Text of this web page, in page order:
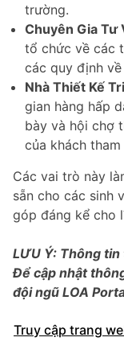
trường.
Chuyên Gia Tư
tổ chức về các
các quy định
Nhà Thiết Kế
gian hàng hấp
bày và hội chợ
của khách tham
Các vai trò này
sẵn cho các sinh
góp đáng kể cho
LƯU Ý: Thông
Để cập nhật
đội ngũ LOA
Truy cập trang